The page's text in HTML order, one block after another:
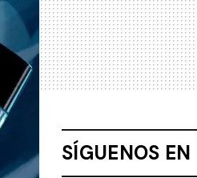
SÍGUENOS EN